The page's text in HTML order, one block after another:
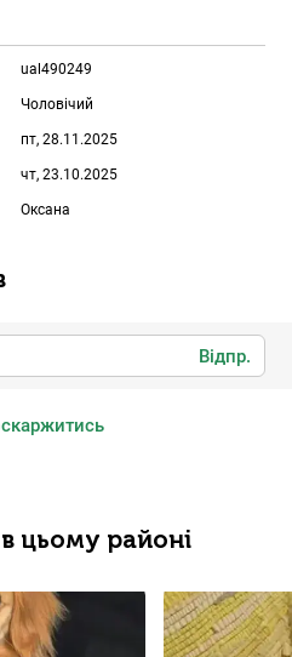
ual490249
Чоловічий
пт, 28.11.2025
чт, 23.10.2025
Оксана
Відпр.
цьому районі